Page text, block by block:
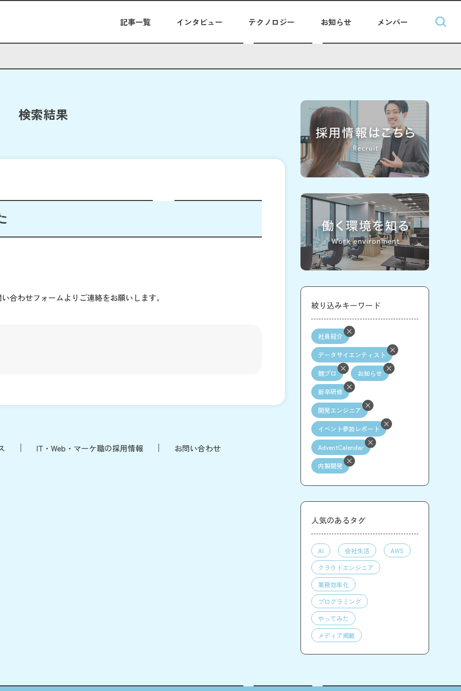
記事一覧 インタビュー テクノロジー お知らせ メンバー
検索結果
合わせフォームよりご連絡をお願いします。
IT・Web・マーケ職の採用情報 お問い合わせ
絞り込みキーワード
社員紹介
データサイエンティスト
競プロ お知らせ
新卒研修
開発エンジニア
イベント参加レポート
AdventCalendar
内製開発
人気のあるタグ
AI 会社生活
AWS
クラウドエンジニア
業務効率化
プログラミング
やってみた
メディア掲載